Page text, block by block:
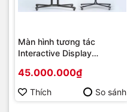
Màn hình tương tác
Interactive Display
86 | Cấu hình cao cấp |
Hàng chính hãng
45.000.000₫
Thích So sánh